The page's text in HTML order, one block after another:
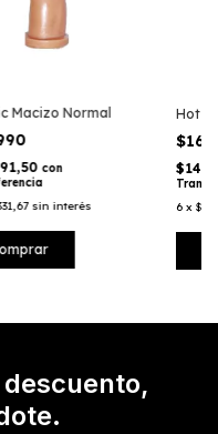
Macizo Normal
con
sin interés
Hot
6 x